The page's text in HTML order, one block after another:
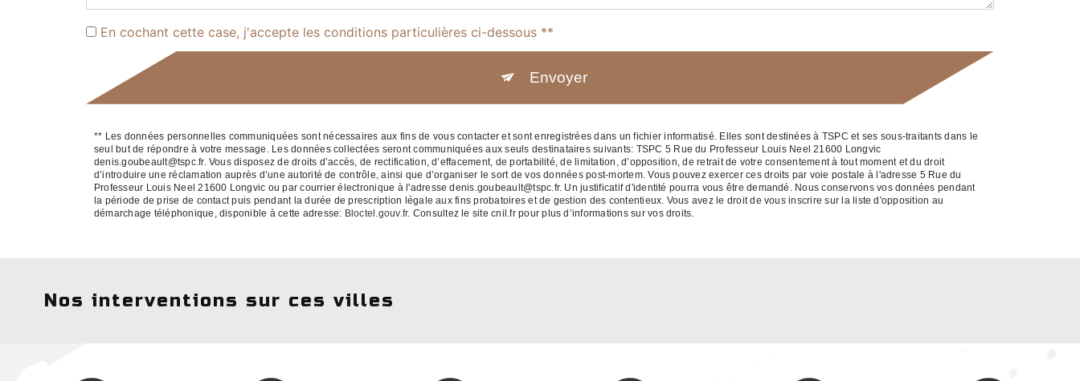
En cochant cette case, j'accepte les conditions particulières ci-dessous **
Envoyer
** Les données personnelles communiquées sont nécessaires aux fins de vous contacter et sont enregistrées dans un fichier informatisé. Elles sont destinées à TSPC et ses sous-traitants dans le
seul but de répondre à votre message. Les données collectées seront communiquées aux seuls destinataires suivants: TSPC 5 Rue du Professeur Louis Neel 21600 Longvic
denis.goubeault@tspc.fr. Vous disposez de droits d’accès, de rectification, d’effacement, de portabilité, de limitation, d’opposition, de retrait de votre consentement à tout moment et du droit
d’introduire une réclamation auprès d’une autorité de contrôle, ainsi que d’organiser le sort de vos données post-mortem. Vous pouvez exercer ces droits par voie postale à l'adresse 5 Rue du
Professeur Louis Neel 21600 Longvic ou par courrier électronique à l'adresse denis.goubeault@tspc.fr. Un justificatif d'identité pourra vous être demandé. Nous conservons vos données pendant
la période de prise de contact puis pendant la durée de prescription légale aux fins probatoires et de gestion des contentieux. Vous avez le droit de vous inscrire sur la liste d'opposition au
démarchage téléphonique, disponible à cette adresse: Bloctel.gouv.fr. Consultez le site cnil.fr pour plus d’informations sur vos droits.
Nos interventions sur ces villes